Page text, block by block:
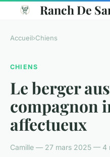
Ranch De
Accueil›Chiens
CHIENS
Le berger
compagnon
affectueux
Camille — 27 mars 2025 — 4